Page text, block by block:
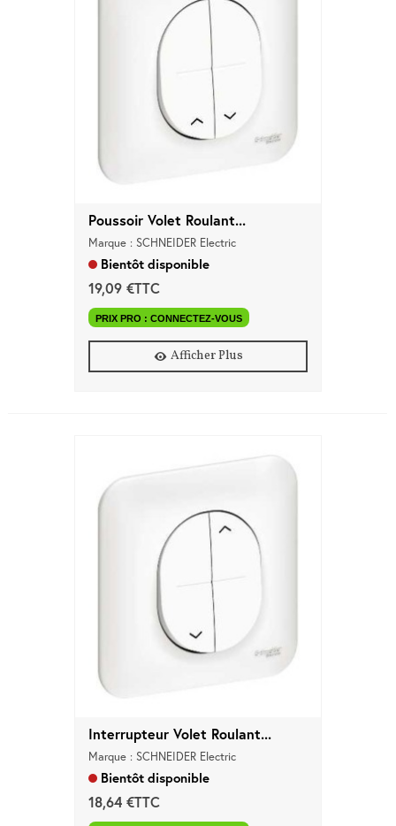
Poussoir Volet Roulant...
Marque : SCHNEIDER Electric
Bientôt disponible
19,09 €TTC
PRIX PRO : CONNECTEZ-VOUS
Afficher Plus
Interrupteur Volet Roulant...
Marque : SCHNEIDER Electric
Bientôt disponible
18,64 €TTC